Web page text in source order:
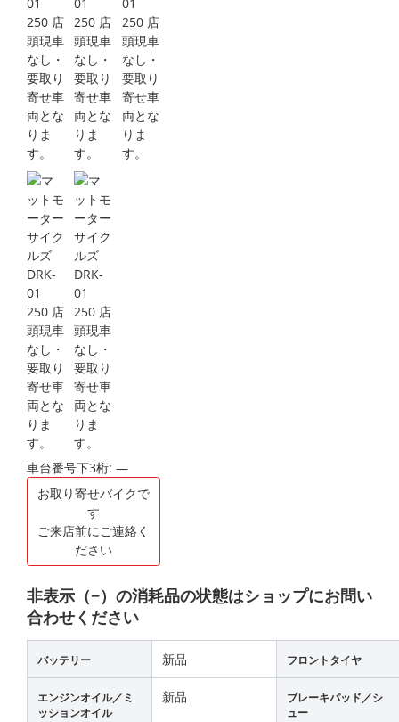
車台番号下3桁: ―
お取り寄せバイクで
す
ご来店前にご連絡く
ださい
非表示（−）の消耗品の状態はショップにお問い
合わせください
バッテリー 新品 フロントタイヤ
エンジンオイル／ミ
ッションオイル
新品
ブレーキパッド／シ
ュー